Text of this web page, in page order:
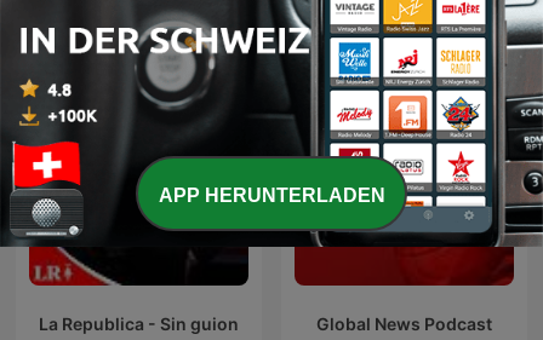
Internationale Nachrichten-Podcasts
La Republica - Sin guion Global News Podcast
APP HERUNTERLADEN